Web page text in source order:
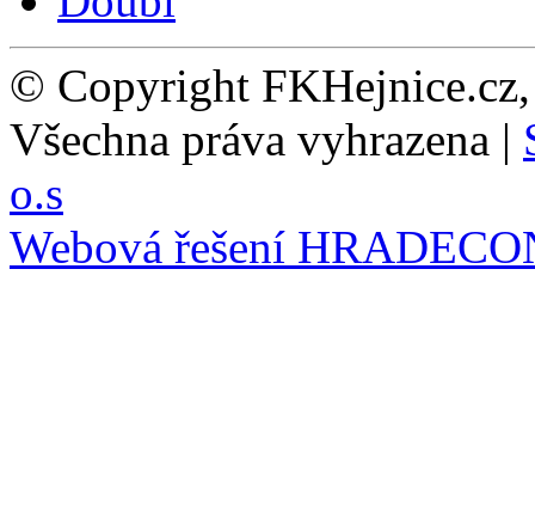
© Copyright
Všechna práva vyhrazena |
o.s
Webová řešení